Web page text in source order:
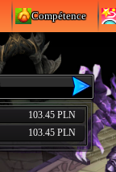
Compétence
103.45 PLN
103.45 PLN